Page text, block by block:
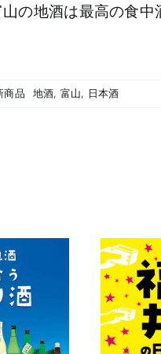
の地酒は最高の食中
商品 地酒, 富山, 日本酒